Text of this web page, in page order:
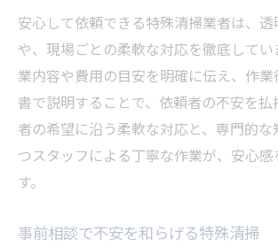
安心して依頼できる特殊清掃業者は、
や、現場ごとの柔軟な対応を徹底して
業内容や費用の目安を明確に伝え、作
書で説明することで、依頼者の不安を払
者の希望に沿う柔軟な対応と、専門的
つスタッフによる丁寧な作業が、安心感
す。
事前相談で不安を和らげる特殊清掃